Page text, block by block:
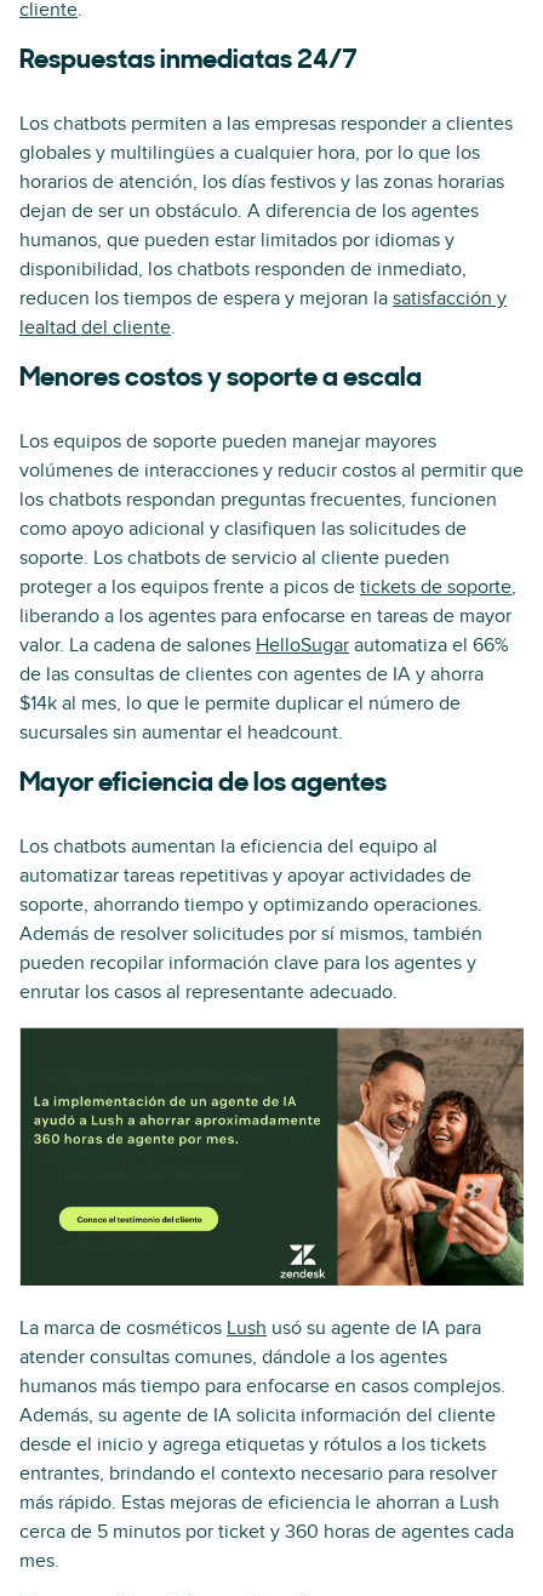
cliente.
Respuestas inmediatas 24/7
Los chatbots permiten a las empresas responder a clientes
globales y multilingües a cualquier hora, por lo que los
horarios de atención, los días festivos y las zonas horarias
dejan de ser un obstáculo. A diferencia de los agentes
humanos, que pueden estar limitados por idiomas y
disponibilidad, los chatbots responden de inmediato,
reducen los tiempos de espera y mejoran la satisfacción y
lealtad del cliente.
Menores costos y soporte a escala
Los equipos de soporte pueden manejar mayores
volúmenes de interacciones y reducir costos al permitir que
los chatbots respondan preguntas frecuentes, funcionen
como apoyo adicional y clasifiquen las solicitudes de
soporte. Los chatbots de servicio al cliente pueden
proteger a los equipos frente a picos de tickets de soporte,
liberando a los agentes para enfocarse en tareas de mayor
valor. La cadena de salones HelloSugar automatiza el 66%
de las consultas de clientes con agentes de IA y ahorra
$14k al mes, lo que le permite duplicar el número de
sucursales sin aumentar el headcount.
Mayor eficiencia de los agentes
Los chatbots aumentan la eficiencia del equipo al
automatizar tareas repetitivas y apoyar actividades de
soporte, ahorrando tiempo y optimizando operaciones.
Además de resolver solicitudes por sí mismos, también
pueden recopilar información clave para los agentes y
enrutar los casos al representante adecuado.
La marca de cosméticos Lush usó su agente de IA para
atender consultas comunes, dándole a los agentes
humanos más tiempo para enfocarse en casos complejos.
Además, su agente de IA solicita información del cliente
desde el inicio y agrega etiquetas y rótulos a los tickets
entrantes, brindando el contexto necesario para resolver
más rápido. Estas mejoras de eficiencia le ahorran a Lush
cerca de 5 minutos por ticket y 360 horas de agentes cada
mes.